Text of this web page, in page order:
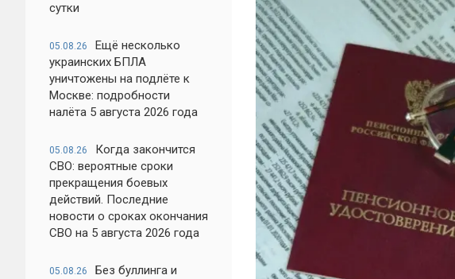
сутки
05.08.26
Ещё несколько
украинских БПЛА
уничтожены на подлёте к
Москве: подробности
налёта 5 августа 2026 года
05.08.26
Когда закончится
СВО: вероятные сроки
прекращения боевых
действий. Последние
новости о сроках окончания
СВО на 5 августа 2026 года
05.08.26
Без буллинга и